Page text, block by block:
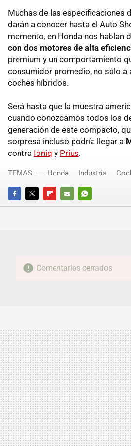
Muchas de las especificaciones
darán a conocer hasta el Auto
momento, en Honda nos hablan
con dos motores de alta
premium y un comportamiento
consumidor promedio, no sólo a
coches híbridos.
Será hasta que la muestra
cuando conozcamos todos los
generación de este compacto,
sorpresa incluso podría llegar a
contra Ioniq y Prius.
FACEBOOKTWITTERFLIPBOARD
E-
WHATSAPP
TEMAS Honda Industria
Comentarios cerrados